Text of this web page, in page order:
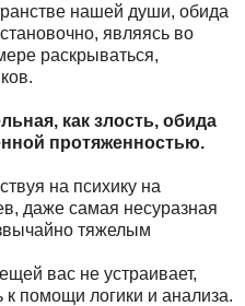
нашей души, обида
являясь во
раскрываться,
как злость, обида
протяженностью.
на психику на
даже самая несуразная
тяжелым
вас не устраивает,
помощи логики и анализа.